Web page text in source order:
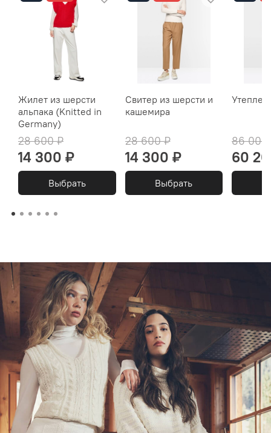
Жилет из шерсти
альпака (Knitted in
Germany)
28 600 ₽
14 300 ₽
Выбрать
Свитер из шерсти и
кашемира
28 600 ₽
14 300 ₽
Выбрать
86 000
60